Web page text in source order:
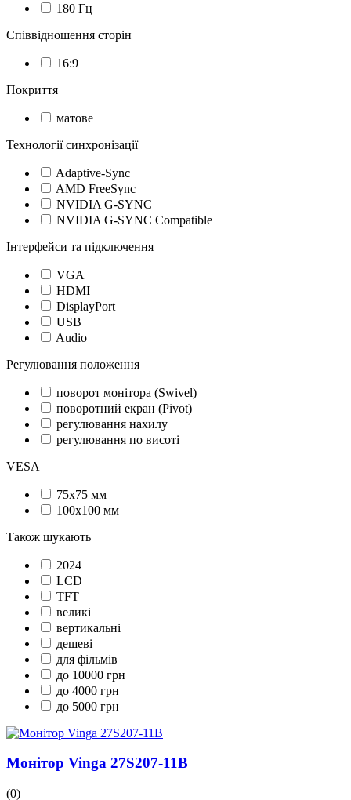
180 Гц
Співвідношення сторін
16:9
Покриття
матове
Технології синхронізації
Adaptive-Sync
AMD FreeSync
NVIDIA G-SYNC
NVIDIA G-SYNC Compatible
Інтерфейси та підключення
VGA
HDMI
DisplayPort
USB
Audio
Регулювання положення
поворот монітора (Swivel)
поворотний екран (Pivot)
регулювання нахилу
регулювання по висоті
VESA
75x75 мм
100x100 мм
Також шукають
2024
LCD
TFT
великі
вертикальні
дешеві
для фільмів
до 10000 грн
до 4000 грн
до 5000 грн
Монітор Vinga 27S207-11B
(0)